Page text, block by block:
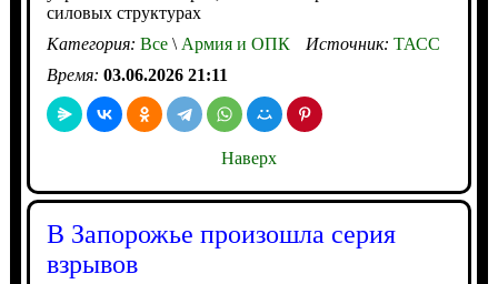
силовых структурах
Категория: Все\Армия и ОПК Источник: ТАСС
Время: 03.06.2026 21:11
Наверх
В Запорожье произошла серия
взрывов